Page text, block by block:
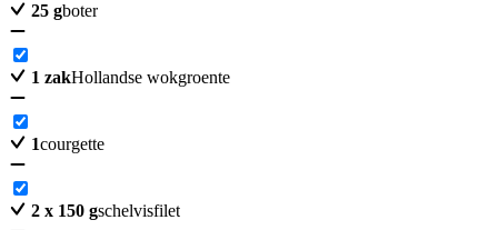
25 gboter
1 zakHollandse wokgroente
1courgette
2 x 150 gschelvisfilet